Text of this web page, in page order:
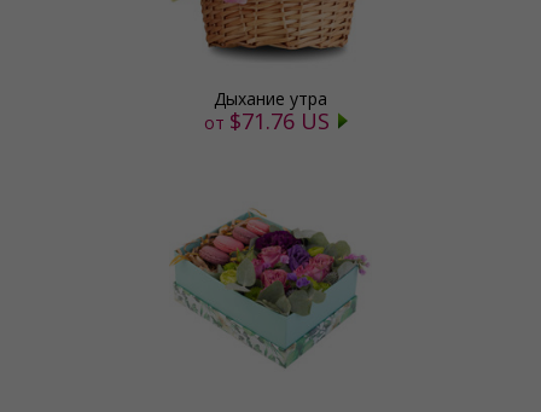
Дыхание утра
от $71.76 US